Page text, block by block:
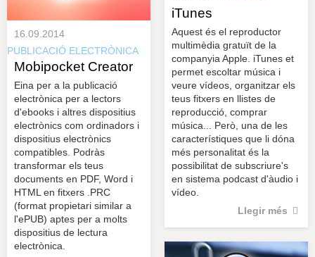
iTunes
Aquest és el reproductor
multimèdia gratuït de la
companyia Apple. iTunes et
permet escoltar música i
veure vídeos, organitzar els
teus fitxers en llistes de
reproducció, comprar
música... Però, una de les
característiques que li dóna
més personalitat és la
possibilitat de subscriure's
en sistema podcast d'àudio i
vídeo.
Llegir més
16.09.2014
PUBLICACIÓ ELECTRÒNICA
Mobipocket Creator
Eina per a la publicació
electrònica per a lectors
d'ebooks i altres dispositius
electrònics com ordinadors i
dispositius electrònics
compatibles. Podràs
transformar els teus
documents en PDF, Word i
HTML en fitxers .PRC
(format propietari similar a
l'ePUB) aptes per a molts
dispositius de lectura
electrònica.